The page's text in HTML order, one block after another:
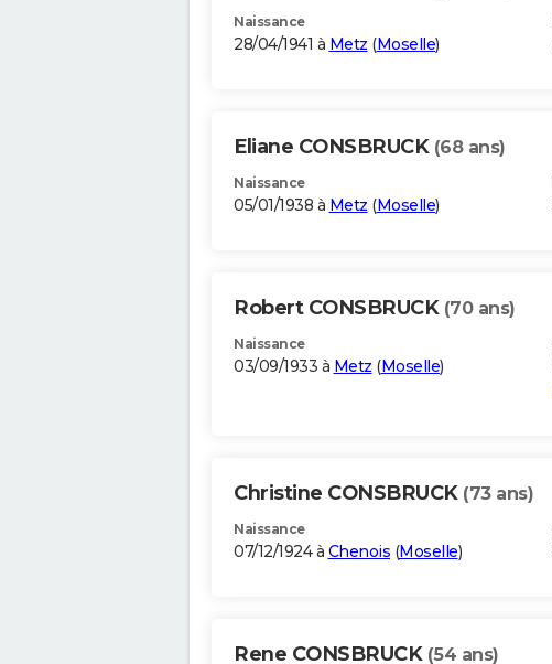
Naissance
28/04/1941 à Metz (Moselle)
Eliane CONSBRUCK (68 ans)
Naissance
05/01/1938 à Metz (Moselle)
Robert CONSBRUCK (70 ans)
Naissance
03/09/1933 à Metz (Moselle)
Christine CONSBRUCK (73 ans)
Naissance
07/12/1924 à Chenois (Moselle)
Rene CONSBRUCK (54 ans)